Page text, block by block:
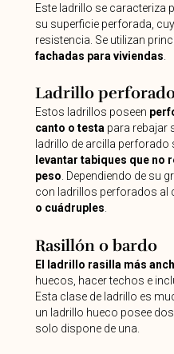
Este ladrillo se caracteriza
su superficie perforada,
resistencia. Se utilizan
fachadas para viviendas
Ladrillo
Estos ladrillos poseen
canto o testapara rebajar
ladrillo de arcilla perforado
levantar tabiques que
peso. Dependiendo de su
con ladrillos perforados al
o cuádruples.
Rasillón o bardo
El ladrillo rasilla más
huecos, hacer techos e
Esta clase de ladrillo es
un ladrillo hueco posee
solo dispone de una.